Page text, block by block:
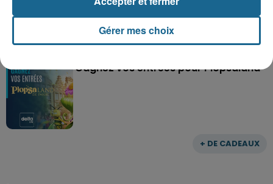
+ DE CADEAUX
Bagatelle
Gagnez vos entrées pour Plopsaland
Gérer mes choix